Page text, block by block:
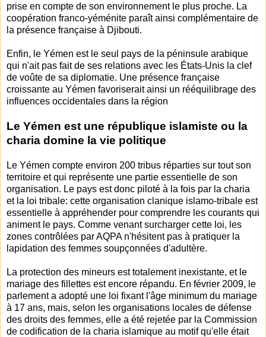
prise en compte de son environnement le plus proche. La
coopération franco-yéménite paraît ainsi complémentaire de
la présence française à Djibouti.
Enfin, le Yémen est le seul pays de la péninsule arabique
qui n'ait pas fait de ses relations avec les États-Unis la clef
de voûte de sa diplomatie. Une présence française
croissante au Yémen favoriserait ainsi un rééquilibrage des
influences occidentales dans la région
Le Yémen est une république islamiste ou la
charia domine la vie politique
Le Yémen compte environ 200 tribus réparties sur tout son
territoire et qui représente une partie essentielle de son
organisation. Le pays est donc piloté à la fois par la charia
et la loi tribale: cette organisation clanique islamo-tribale est
essentielle à appréhender pour comprendre les courants qui
animent le pays. Comme venant surcharger cette loi, les
zones contrôlées par AQPA n'hésitent pas à pratiquer la
lapidation des femmes soupçonnées d'adultère.
La protection des mineurs est totalement inexistante, et le
mariage des fillettes est encore répandu. En février 2009, le
parlement a adopté une loi fixant l'âge minimum du mariage
à 17 ans, mais, selon les organisations locales de défense
des droits des femmes, elle a été rejetée par la Commission
de codification de la charia islamique au motif qu'elle était